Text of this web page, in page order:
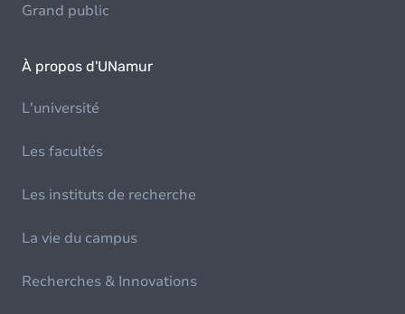
Grand public
À propos d'UNamur
L'université
Les facultés
Les instituts de recherche
La vie du campus
Recherches & Innovations